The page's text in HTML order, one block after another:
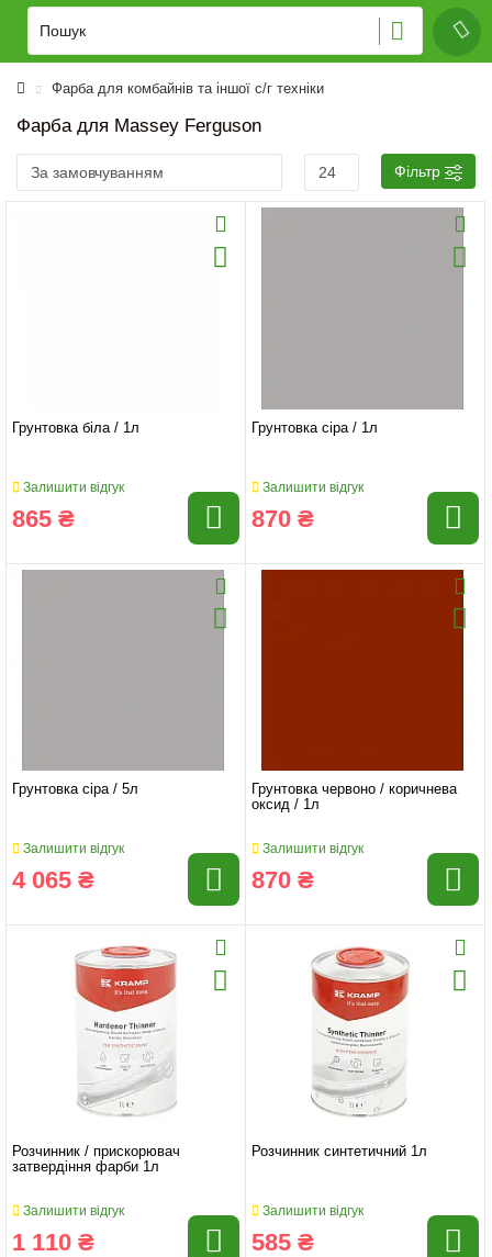
Фарба для комбайнів та іншої с/г техніки
Фарба для Massey Ferguson
Фільтр
Грунтовка біла / 1л
Залишити відгук
865 ₴
Грунтовка сіра / 1л
Залишити відгук
870 ₴
Грунтовка сіра / 5л
Залишити відгук
4 065 ₴
Грунтовка червоно / коричнева
оксид / 1л
Залишити відгук
870 ₴
Розчинник / прискорювач
затвердіння фарби 1л
Залишити відгук
1 110 ₴
Розчинник синтетичний 1л
Залишити відгук
585 ₴